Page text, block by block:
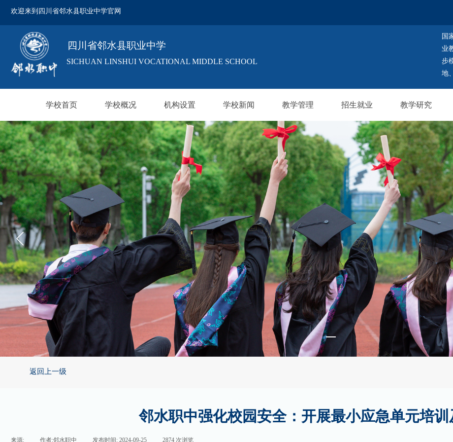
欢迎来到四川省邻水县职业中学官网
欢迎来到四川省邻水县职业中学官网
四川省邻水县职业中学
SICHUAN LINSHUI VOCATIONAL MIDDLE SCHOOL
国
业
步
地
学校首页 学校概况 机构设置 学校新闻 教学管理 招生就业 教学研究
返回上一级
邻水职中强化校园安全：开展最小应急单元培
来源: 作者:邻水职中 发布时间: 2024-09-25 2874 次浏览